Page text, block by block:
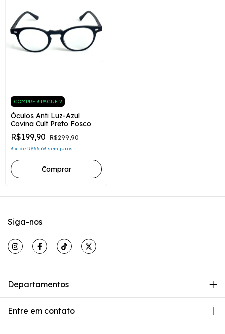
COMPRE 3 PAGUE 2
Óculos Anti Luz-Azul
Covina Cult Preto Fosco
R$199,90 R$299,90
3 x de R$66,63 sem juros
Siga-nos
Departamentos
Entre em contato